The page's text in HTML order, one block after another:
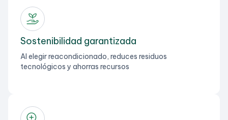
Sostenibilidad garantizada
Al elegir reacondicionado, reduces residuos
tecnológicos y ahorras recursos